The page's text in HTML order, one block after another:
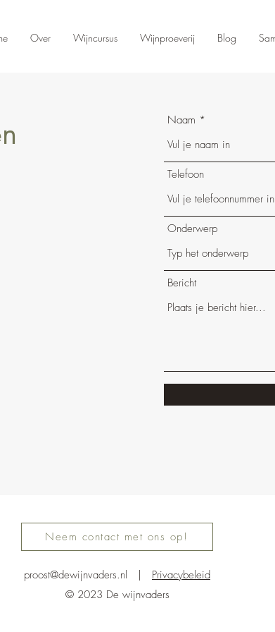
Over Wijncursus Wijnproeverij Blog
Naam
Telefoon
Onderwerp
Bericht
Neem contact met ons op!
proost@dewijnvaders.nl
Privacybeleid
© 2023 De wijnvaders